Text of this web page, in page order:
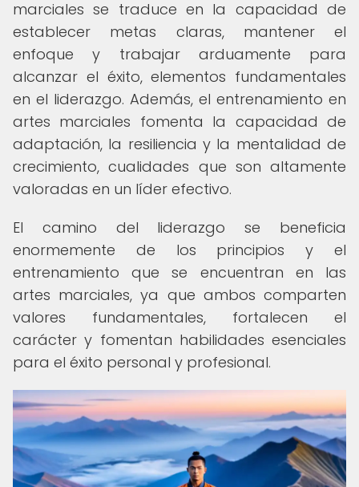
marciales se traduce en la capacidad de
establecer metas claras, mantener el
enfoque y trabajar arduamente para
alcanzar el éxito, elementos fundamentales
en el liderazgo. Además, el entrenamiento en
artes marciales fomenta la capacidad de
adaptación, la resiliencia y la mentalidad de
crecimiento, cualidades que son altamente
valoradas en un líder efectivo.
El camino del liderazgo se beneficia
enormemente de los principios y el
entrenamiento que se encuentran en las
artes marciales, ya que ambos comparten
valores fundamentales, fortalecen el
carácter y fomentan habilidades esenciales
para el éxito personal y profesional.